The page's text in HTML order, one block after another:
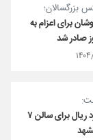
بزرگسالان؛
برای اعزام به
صادر شد
۳۷۵۰ میلیارد ریال برای سالن ۷